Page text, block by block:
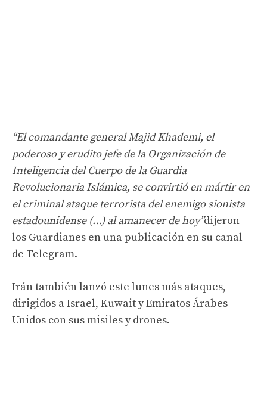
“El comandante general Majid Khademi, el
poderoso y erudito jefe de la Organización de
Inteligencia del Cuerpo de la Guardia
Revolucionaria Islámica, se convirtió en mártir en
el criminal ataque terrorista del enemigo sionista
estadounidense (…) al amanecer de hoy”dijeron
los Guardianes en una publicación en su canal
de Telegram.
Irán también lanzó este lunes más ataques,
dirigidos a Israel, Kuwait y Emiratos Árabes
Unidos con sus misiles y drones.